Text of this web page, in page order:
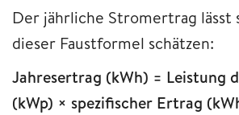
Der jährliche Stromertrag lässt
dieser Faustformel schätzen:
Jahresertrag (kWh) = Leistung
(kWp) × spezifischer Ertrag